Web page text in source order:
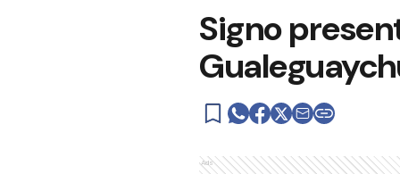
Signo
Ads